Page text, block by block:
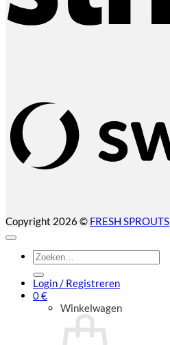
Copyright 2026 © FRESH SPROUTS
Zoeken
naar:
Login / Registreren
0€
Winkelwagen